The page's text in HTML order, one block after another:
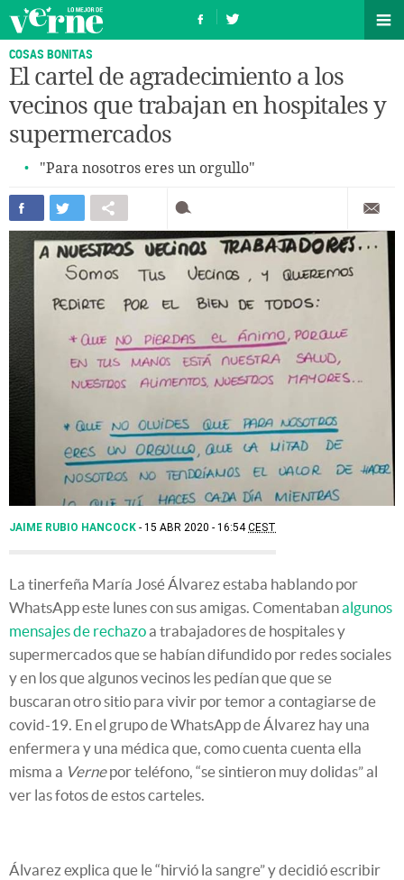
COSAS BONITAS
El cartel de agradecimiento a los
vecinos que trabajan en hospitales y
supermercados
"Para nosotros eres un orgullo"
JAIME RUBIO HANCOCK 15 ABR 2020 - 16:54CEST
La tinerfeña María José Álvarez estaba hablando por
WhatsApp este lunes con sus amigas. Comentabanalgunos
mensajes de rechazoa trabajadores de hospitales y
supermercados que se habían difundido por redes sociales
y en los que algunos vecinos les pedían que que se
buscaran otro sitio para vivir por temor a contagiarse de
covid-19. En el grupo de WhatsApp de Álvarez hay una
enfermera y una médica que, como cuenta cuenta ella
misma a Vernepor teléfono, “se sintieron muy dolidas” al
ver las fotos de estos carteles.
Álvarez explica que le “hirvió la sangre” y decidió escribir